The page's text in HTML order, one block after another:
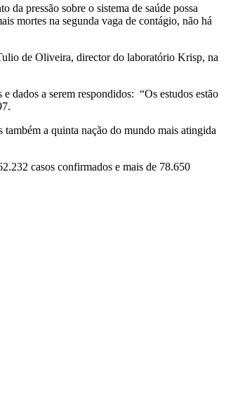
pressão sobre o sistema de saúde possa
mortes na segunda vaga de contágio, não há
de Oliveira, director do laboratório Krisp, na
dados a serem respondidos: “Os estudos estão
a quinta nação do mundo mais atingida
casos confirmados e mais de 78.650